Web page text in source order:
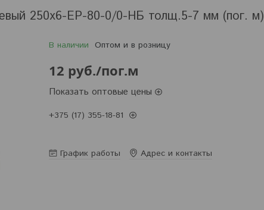
250х6-EP-80-0/0-НБ толщ.5-7 мм (пог. м)
В наличии Оптом и в розницу
12 руб./пог.м
Показать оптовые цены
+375 (17) 355-18-81
График работы Адрес и контакты